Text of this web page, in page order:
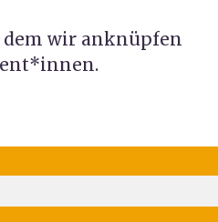
dem wir anknüpfen